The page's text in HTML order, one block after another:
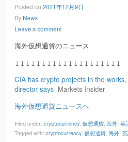
Posted on 2021年12月9日
By News
Leave a comment
海外仮想通貨のニュース
↓↓↓↓↓↓↓↓↓↓↓↓↓↓↓↓↓↓↓↓
CIA has crypto projects in the
director says Markets Insider
海外仮想通貨ニュースへ
Filed under: cryptocurrency 仮想通貨 海外 英
Tagged with: cryptocurrency 仮想通貨 海外